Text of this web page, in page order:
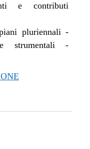
e contributi
pluriennali -
strumentali -